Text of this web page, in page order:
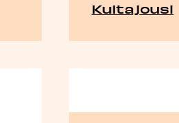
Kultajousi